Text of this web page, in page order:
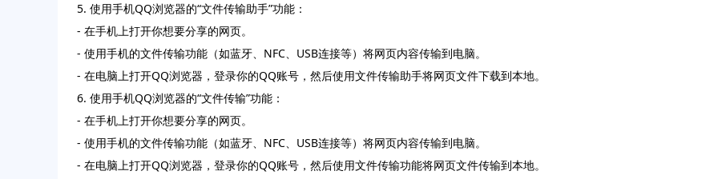
5. 使用手机QQ浏览器的“文件传输助手”功能：
- 在手机上打开你想要分享的网页。
- 使用手机的文件传输功能（如蓝牙、NFC、USB连接等）将网页内容传输到电脑。
- 在电脑上打开QQ浏览器，登录你的QQ账号，然后使用文件传输助手将网页文件下载到本地。
6. 使用手机QQ浏览器的“文件传输”功能：
- 在手机上打开你想要分享的网页。
- 使用手机的文件传输功能（如蓝牙、NFC、USB连接等）将网页内容传输到电脑。
- 在电脑上打开QQ浏览器，登录你的QQ账号，然后使用文件传输功能将网页文件传输到本地。